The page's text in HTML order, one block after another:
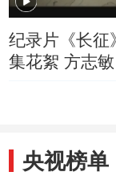
纪录片《长征
集花絮 方志敏
央视榜单